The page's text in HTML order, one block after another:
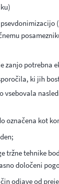
zanjo potrebna
ki jih
vsebovala
označena kot
tržne tehnike
določeni
odjave od